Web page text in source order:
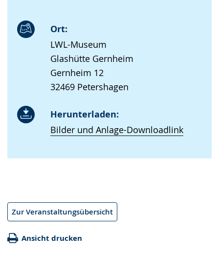
Ort:
LWL-Museum
Glashütte Gernheim
Gernheim 12
32469 Petershagen
Herunterladen:
Bilder und Anlage-Downloadlink
Zur Veranstaltungsübersicht
Ansicht drucken